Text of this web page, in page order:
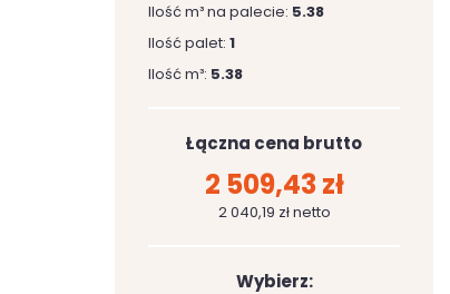
Ilość m³ na palecie: 5.38
Ilość palet: 1
Ilość m³: 5.38
Łączna cena brutto
2 509,43 zł
2 040,19 zł netto
Wybierz: